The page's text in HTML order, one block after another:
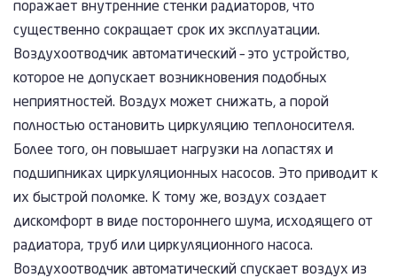
поражает внутренние стенки радиаторов, что
существенно сокращает срок их эксплуатации.
Воздухоотводчик автоматический – это устройство,
которое не допускает возникновения подобных
неприятностей. Воздух может снижать, а порой
полностью остановить циркуляцию теплоносителя.
Более того, он повышает нагрузки на лопастях и
подшипниках циркуляционных насосов. Это приводит к
их быстрой поломке. К тому же, воздух создает
дискомфорт в виде постороннего шума, исходящего от
радиатора, труб или циркуляционного насоса.
Воздухоотводчик автоматический спускает воздух из